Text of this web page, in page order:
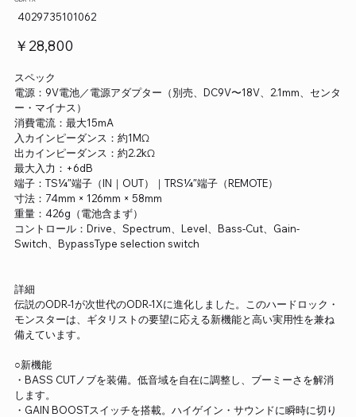
SKU：
4029735101062
価
格
￥28,800
スペック
電源：9V電池／電源アダプター（別売、DC9V〜18V、2.1mm、センタ
ー・マイナス）
消費電流：最大15mA
入カインピーダンス：約1MΩ
出カインピーダンス：約2.2kΩ
最大入力：+6dB
端子：TS¼″端子（IN｜OUT）｜TRS¼″端子（REMOTE）
寸法：74mm × 126mm × 58mm
重量：426g（電池含まず）
コントロール：Drive、Spectrum、Level、Bass-Cut、Gain-
Switch、BypassType selection switch
詳細
伝説のODR-1が次世代のODR-1Xに進化しました。このハードロック・
モンスターは、ギタリストの要望に応える新機能と高い実用性を兼ね
備えています。
○新機能
・BASS CUTノブを装備。低音域を自在に調整し、ブーミーさを解消
します。
・GAIN BOOSTスイッチを搭載。ハイゲイン・サウンドに瞬時に切り